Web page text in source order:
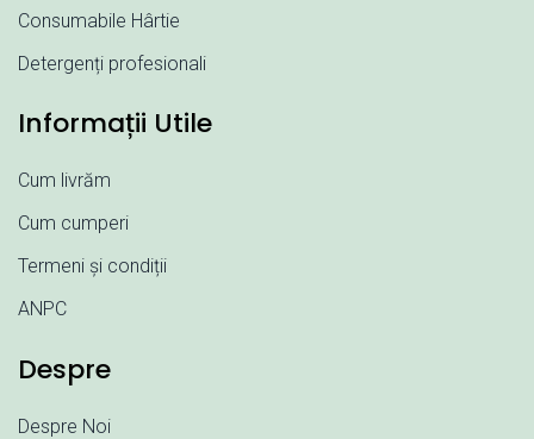
Consumabile Hârtie
Detergenți profesionali
Informații Utile
Cum livrăm
Cum cumperi
Termeni și condiții
ANPC
Despre
Despre Noi